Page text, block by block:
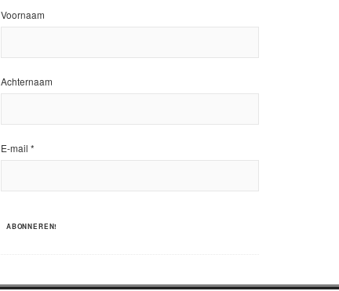
Voornaam
Achternaam
E-mail *